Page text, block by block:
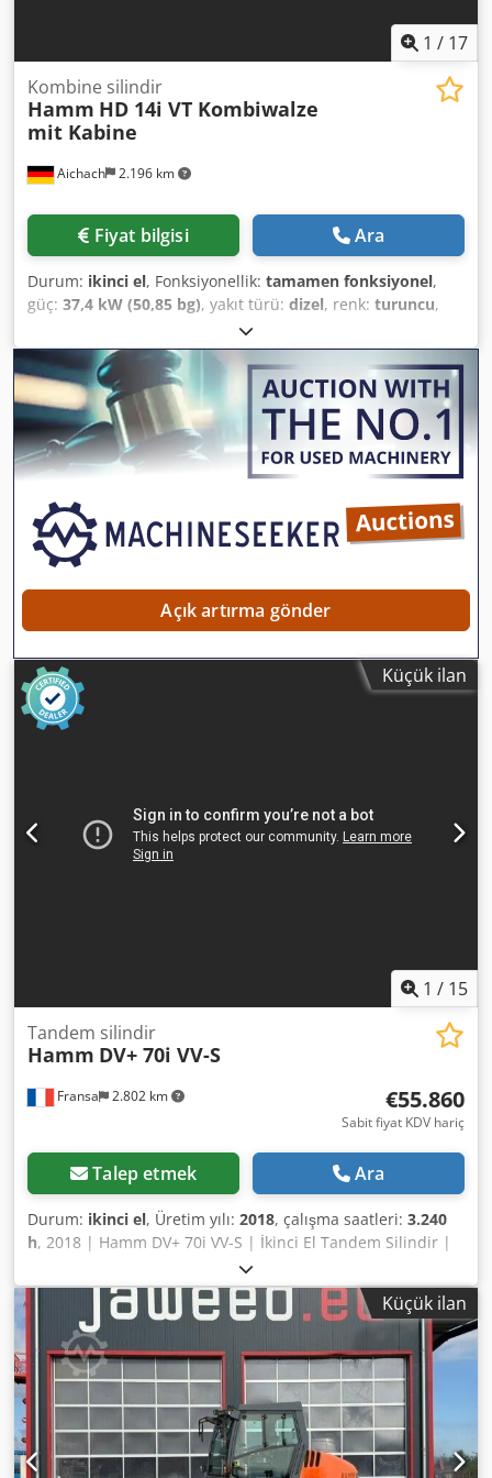
1 / 17
Aichach 2.196 km
Kombine silindir
Hamm HD 14i VT Kombiwalze
mit Kabine
Fiyat bilgisi Ara
Durum: ikinci el, Fonksiyonellik: tamamen fonksiyonel,
güç: 37,4 kW (50,85 bg), yakıt türü: dizel, renk: turuncu,
, çalışma saatleri:
VT kombi silindir Model yılı 2021 Dkedpfxszmf Nzj Aigjr
1400 saat 3795-5250 kg 37,4 kW 2400-3320 kg Kenar kesici
teker Kapılı kabin Isıtmalı koltuk 140 cm çalışma genişliği
Açık artırma gönder
Küçük ilan
1 / 15
Fransa 2.802 km
Tandem silindir
Hamm DV+ 70i VV-S
€55.860
Sabit fiyat KDV hariç
Talep etmek Ara
Durum: ikinci el, Üretim yılı: 2018, çalışma saatleri: 3.240
h, 2018 | Hamm DV+ 70i VV-S | İkinci El Tandem Silindir |
3240 saat 📍Konum: Fransa 🚛 Hedefinize teslimat
mevcuttur – Nakliye maliyetini tahmin etmek için nakliye
hesaplama aracımızı kullanın! 💰 Şimdi 55.900 EUR
karşılığında satın alın veya bir teklif sunun. Uygun bir ücret
karşılığında teslimatta ödeme seçeneği mevcuttur (onaya
tabidir)* 👷‍♂️ Bağımsız bir uzman tarafından incelenmiştir
44 inceleme noktası, 44 onaylandı ✅ 0 eksiklik ℹ️ 0 gider ⚠️
📌 Uzmanın Yorumu: İyi çalışan bir silindir, tüm
fonksiyonlar inceleme sırasında çalışıyor, başka sorun yok,
makine kullanıma hazır, çalışma saati sayacı
Küçük ilan